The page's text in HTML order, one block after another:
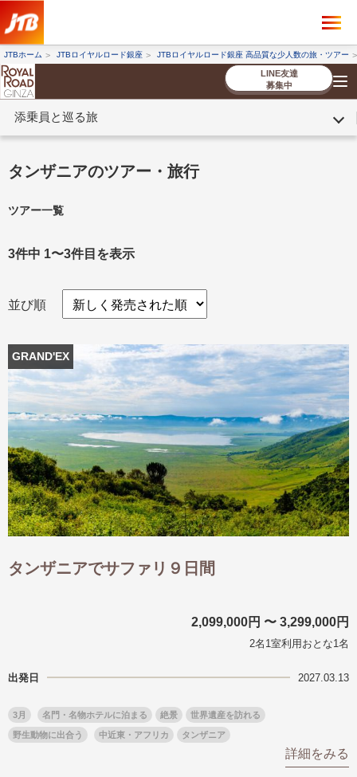
JTBホーム JTBロイヤルロード銀座 JTBロイヤルロード銀座 高品質な少人数の旅・ツアー
LINE友達
募集中
添乗員と巡る旅
お客様へのご案内
コンシェルジ
ュ紹介
お申し込み
の流れ
条件から探す
出発地とエリア
出発月
1月
2月 3月 4月
5月
6月
7月 8月
9月
10月
11月
12月
ゴールデンウィーク
ブランド
夢の休日 | 海外旅行
ヨーロッパの田舎（村・町）
名門・名物ホテルに泊まる
条件から探す
出発地とエリア
出発月
冬の国内旅行
1月
8月
9月
10月 11月
12月
お盆・夏休み
年末年始
ブランド
四季彩紀行
ガンツウ
ななつ星in九州
TWILIGHT EXPRESS 瑞風
タンザニアのツアー・旅行
ツアー一覧
3件中 1〜3件目を表示
並び順
GRAND'EX
タンザニアでサファリ９日間
2,099,000円 〜 3,299,000円
2名1室利用おとな1名
出発日 2027.03.13
3月 名門・名物ホテルに泊まる 絶景 世界遺産を訪れる
野生動物に出合う 中近東・アフリカ タンザニア
詳細をみる
ツアーを探す ×
海外ツアー 国内ツアー